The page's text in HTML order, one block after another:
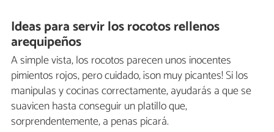
Ideas para servir los rocotos rellenos
arequipeños
A simple vista, los rocotos parecen unos inocentes
pimientos rojos, pero cuidado, ¡son muy picantes! Si los
manipulas y cocinas correctamente, ayudarás a que se
suavicen hasta conseguir un platillo que,
sorprendentemente, a penas picará.